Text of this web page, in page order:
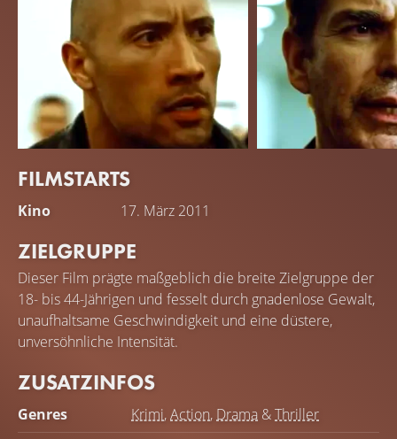
Dwayne Johnson
Driver
FILMSTARTS
Kino 17. März 2011
ZIELGRUPPE
Dieser Film prägte maßgeblich die breite Zielgruppe der
18- bis 44-Jährigen und fesselt durch gnadenlose Gewalt,
unaufhaltsame Geschwindigkeit und eine düstere,
unversöhnliche Intensität.
ZUSATZINFOS
Genres Krimi,Action, Drama &Thriller